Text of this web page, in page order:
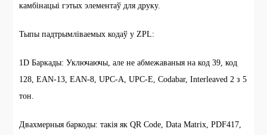
камбінацыі гэтых элементаў для друку.
Тыпы падтрымліваемых кодаў у ZPL:
1D Баркады: Уключаючы, але не абмежаваныя на код 39, код
128, EAN-13, EAN-8, UPC-A, UPC-E, Codabar, Interleaved 2 з 5
тон.
Двахмерныя баркоды: такія як QR Code, Data Matrix, PDF417,